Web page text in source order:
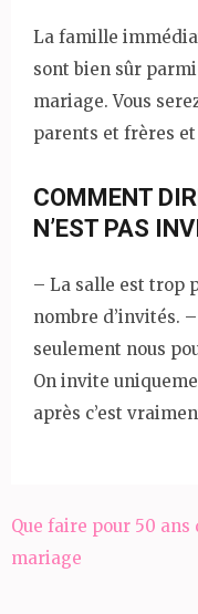
La famille
sont bien sûr
mariage. Vous
parents et frères
COMMENT
N’EST PAS
– La salle est trop
nombre d’invités.
seulement nous
On invite
après c’est
Navigation
de
Que faire pour 50 ans
mariage